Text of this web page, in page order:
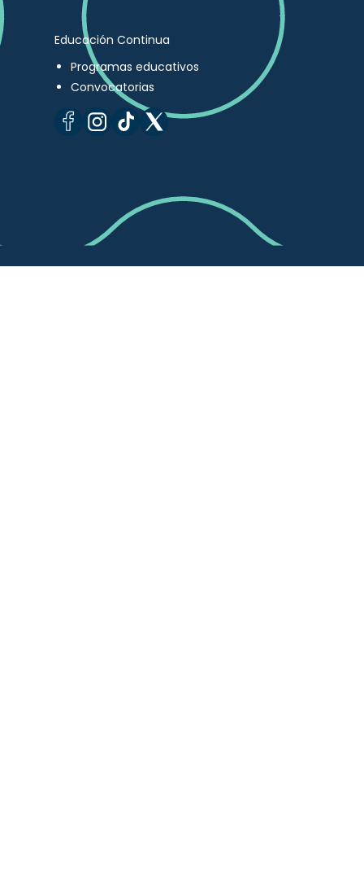
Educación Continua
Programas educativos
Convocatorias